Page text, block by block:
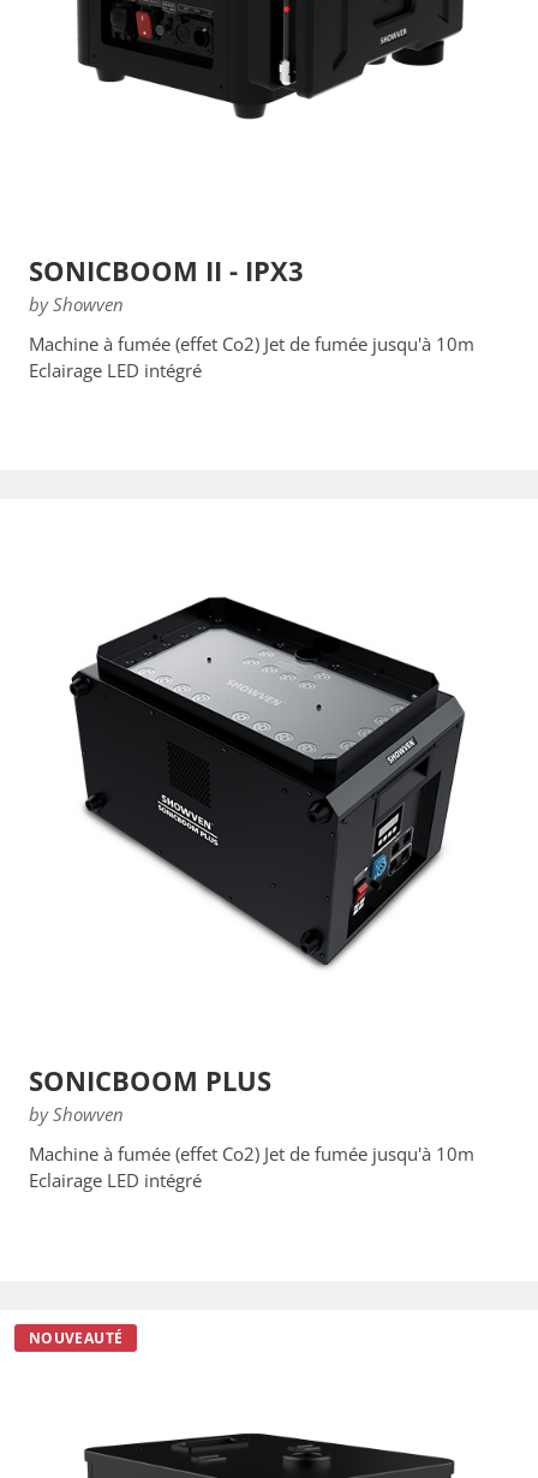
SONICBOOM II - IPX3
by Showven
Machine à fumée (effet Co2) Jet de fumée jusqu'à 10m
Eclairage LED intégré
SONICBOOM PLUS
by Showven
Machine à fumée (effet Co2) Jet de fumée jusqu'à 10m
Eclairage LED intégré
NOUVEAUTÉ